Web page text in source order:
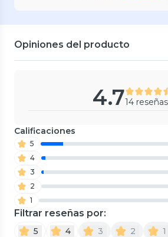
Opiniones del producto
4.714 reseñas
Calificaciones
5
4
3
2
1
Filtrar reseñas por:
5 4 3 2 1